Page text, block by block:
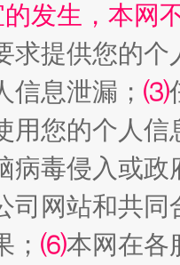
作
如何以
发生，本网
求提供您的个
信息泄漏； ⑶
用您的个人
病毒侵入或
司网站和共
； ⑹本网在各